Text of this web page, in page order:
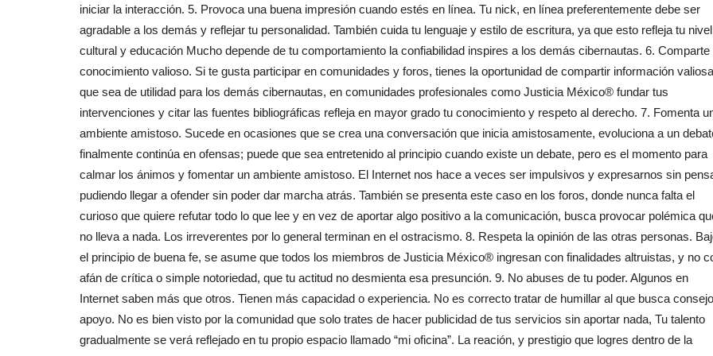
iniciar la interacción. 5. Provoca una buena impresión cuando estés en línea. Tu nick, en línea preferentemente debe ser
agradable a los demás y reflejar tu personalidad. También cuida tu lenguaje y estilo de escritura, ya que esto refleja tu nivel
cultural y educación Mucho depende de tu comportamiento la confiabilidad inspires a los demás cibernautas. 6. Comparte
conocimiento valioso. Si te gusta participar en comunidades y foros, tienes la oportunidad de compartir información valiosa
que sea de utilidad para los demás cibernautas, en comunidades profesionales como Justicia México® fundar tus
intervenciones y citar las fuentes bibliográficas refleja en mayor grado tu conocimiento y respeto al derecho. 7. Fomenta
ambiente amistoso. Sucede en ocasiones que se crea una conversación que inicia amistosamente, evoluciona a un
finalmente continúa en ofensas; puede que sea entretenido al principio cuando existe un debate, pero es el momento para
calmar los ánimos y fomentar un ambiente amistoso. El Internet nos hace a veces ser impulsivos y expresarnos sin
pudiendo llegar a ofender sin poder dar marcha atrás. También se presenta este caso en los foros, donde nunca falta el
curioso que quiere refutar todo lo que lee y en vez de aportar algo positivo a la comunicación, busca provocar polémica
no lleva a nada. Los irreverentes por lo general terminan en el ostracismo. 8. Respeta la opinión de las otras personas.
el principio de buena fe, se asume que todos los miembros de Justicia México® ingresan con finalidades altruistas, y no
afán de crítica o simple notoriedad, que tu actitud no desmienta esa presunción. 9. No abuses de tu poder. Algunos en
Internet saben más que otros. Tienen más capacidad o experiencia. No es correcto tratar de humillar al que busca
apoyo. No es bien visto por la comunidad que solo trates de hacer publicidad de tus servicios sin aportar nada, Tu talento
gradualmente se verá reflejado en tu propio espacio llamado “mi oficina”. La reación, y prestigio que logres dentro de la